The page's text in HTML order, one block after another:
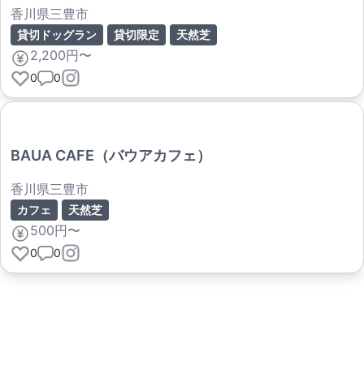
香川県三豊市
貸切ドッグラン 貸切限定 天然芝
2,200円〜
0 0
BAUA CAFE（バウアカフェ）
香川県三豊市
カフェ 天然芝
500円〜
0 0